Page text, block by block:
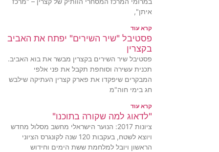
איתן",
קרא עוד
פסטיבל "שיר השירים" יפתח את האביב
בקצרין
פסטיבל שיר השירים בקצרין מבשר את בוא האביב.
תכנית עשירה וסוחפת תקבל את פני אלפי
המבקרים שיפקדו את פארק קצרין העתיקה שילבש
חג בימי חוה"מ
קרא עוד
"לדאוג למה שקורה בתוכנו"
ציונות 2017: הנוער הישראלי מחשב מסלול מחדש
ויוצא לשטח, בעקבות 120 שנה לקונגרס הציוני
הראשון ויובל למלחמת ששת הימים וחידוש